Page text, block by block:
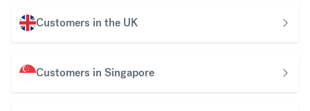
Customers in the UK
Customers in Singapore